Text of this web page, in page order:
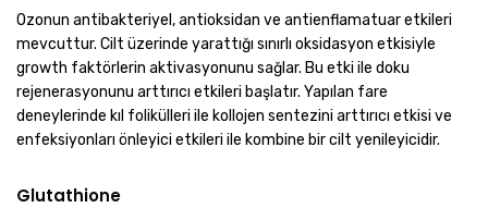
Ozonun antibakteriyel, antioksidan ve antienflamatuar etkileri
mevcuttur. Cilt üzerinde yarattığı sınırlı oksidasyon etkisiyle
growth faktörlerin aktivasyonunu sağlar. Bu etki ile doku
rejenerasyonunu arttırıcı etkileri başlatır. Yapılan fare
deneylerinde kıl folikülleri ile kollojen sentezini arttırıcı etkisi ve
enfeksiyonları önleyici etkileri ile kombine bir cilt yenileyicidir.
Glutathione